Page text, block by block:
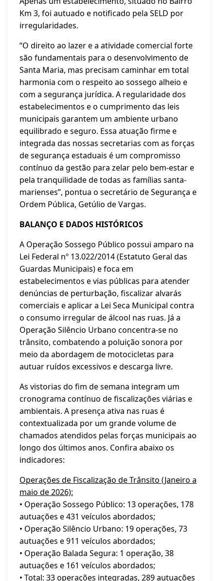
Km 3, foi autuado e notificado pela SELD por
irregularidades.
“O direito ao lazer e a atividade comercial forte
são fundamentais para o desenvolvimento de
Santa Maria, mas precisam caminhar em total
harmonia com o respeito ao sossego alheio e
com a segurança jurídica. A regularidade dos
estabelecimentos e o cumprimento das leis
municipais garantem um ambiente urbano
equilibrado e seguro. Essa atuação firme e
integrada das nossas secretarias com as forças
de segurança estaduais é um compromisso
contínuo da gestão para zelar pelo bem-estar e
pela tranquilidade de todas as famílias santa-
marienses”, pontua o secretário de Segurança e
Ordem Pública, Getúlio de Vargas.
BALANÇO E DADOS HISTÓRICOS
A Operação Sossego Público possui amparo na
Lei Federal nº 13.022/2014 (Estatuto Geral das
Guardas Municipais) e foca em
estabelecimentos e vias públicas para atender
denúncias de perturbação, fiscalizar alvarás
comerciais e aplicar a Lei Seca Municipal contra
o consumo irregular de álcool nas ruas. Já a
Operação Silêncio Urbano concentra-se no
trânsito, combatendo a poluição sonora por
meio da abordagem de motocicletas para
autuar ruídos excessivos e descarga livre.
As vistorias do fim de semana integram um
cronograma contínuo de fiscalizações viárias e
ambientais. A presença ativa nas ruas é
contextualizada por um grande volume de
chamados atendidos pelas forças municipais ao
longo dos últimos anos. Confira abaixo os
indicadores:
Operações de Fiscalização de Trânsito (Janeiro a
maio de 2026):
• Operação Sossego Público: 13 operações, 178
autuações e 431 veículos abordados;
• Operação Silêncio Urbano: 19 operações, 73
autuações e 911 veículos abordados;
• Operação Balada Segura: 1 operação, 38
autuações e 161 veículos abordados;
• Total: 33 operações integradas, 289 autuações